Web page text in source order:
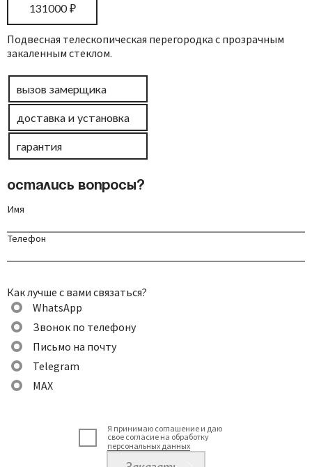
131000₽
Подвесная телескопическая перегородка с прозрачным
закаленным стеклом.
вызов замерщика
доставка и установка
гарантия
Остались вопросы?
Имя
Телефон
Как лучше с вами связаться?
WhatsApp
Звонок по телефону
Письмо на почту
Telegram
MAX
Я принимаю соглашение и даю
свое согласие на обработку
персональных данных